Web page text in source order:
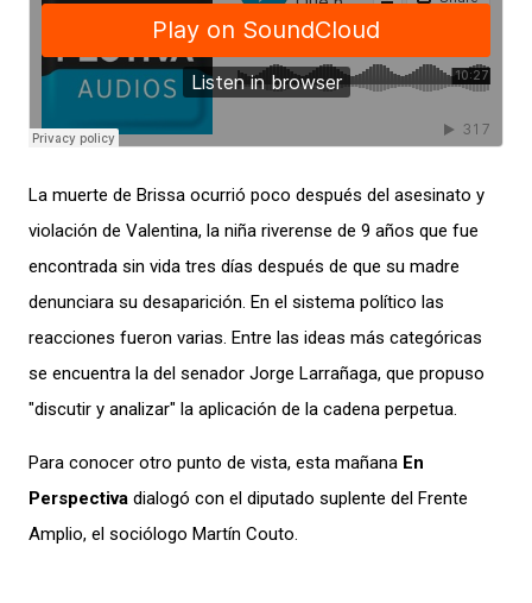
La muerte de Brissa ocurrió poco después del asesinato y
violación de Valentina, la niña riverense de 9 años que fue
encontrada sin vida tres días después de que su madre
denunciara su desaparición. En el sistema político las
reacciones fueron varias. Entre las ideas más categóricas
se encuentra la del senador Jorge Larrañaga, que propuso
"discutir y analizar" la aplicación de la cadena perpetua.
Para conocer otro punto de vista, esta mañana En
Perspectiva dialogó con el diputado suplente del Frente
Amplio, el sociólogo Martín Couto.